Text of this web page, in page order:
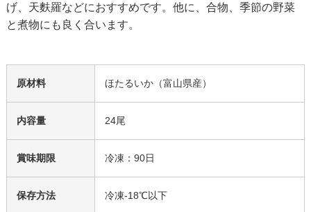
げ、天麩羅などにおすすめです。他に、合物、季節の野菜
と煮物にも良く合います。
原材料 ほたるいか（富山県産）
内容量 24尾
賞味期限 冷凍：90日
保存方法 冷凍-18℃以下